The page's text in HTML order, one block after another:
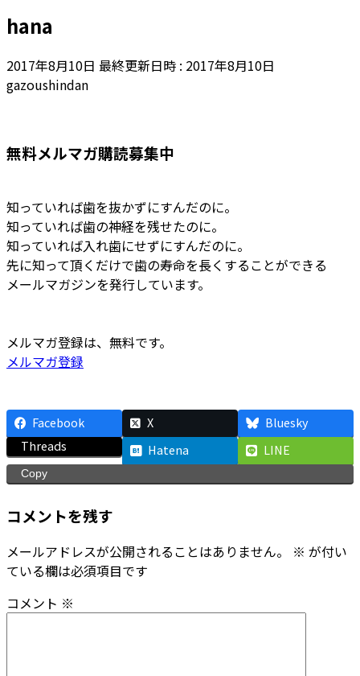
hana
2017年8月10日 最終更新日時 : 2017年8月10日
gazoushindan
無料メルマガ購読募集中
知っていれば歯を抜かずにすんだのに。
知っていれば歯の神経を残せたのに。
知っていれば入れ歯にせずにすんだのに。
先に知って頂くだけで歯の寿命を長くすることができる
メールマガジンを発行しています。
メルマガ登録は、無料です。
メルマガ登録
Facebook X
Bluesky
Threads
Hatena LINE
Copy
コメントを残す
メールアドレスが公開されることはありません。 ※ が付い
ている欄は必須項目です
コメント ※